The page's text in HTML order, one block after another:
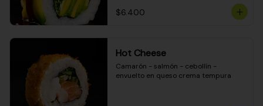
$6.400
Hot Cheese
Camarón - salmón - cebollín -
envuelto en queso crema tempura